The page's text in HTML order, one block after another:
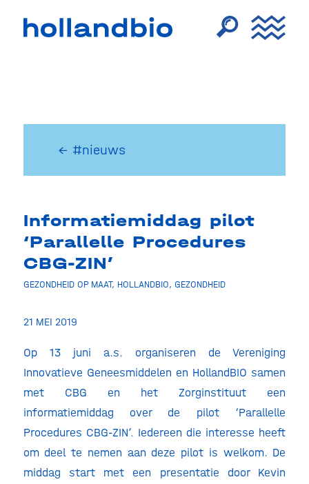
← #nieuws
Informatiemiddag pilot
‘Parallelle Procedures
CBG-ZIN’
GEZONDHEID OP MAAT, HOLLANDBIO, GEZONDHEID
21 MEI 2019
Op 13 juni a.s. organiseren de Vereniging
Innovatieve Geneesmiddelen en HollandBIO samen
met CBG en het Zorginstituut een
informatiemiddag over de pilot ‘Parallelle
Procedures CBG-ZIN’. Iedereen die interesse heeft
om deel te nemen aan deze pilot is welkom. De
middag start met een presentatie door Kevin